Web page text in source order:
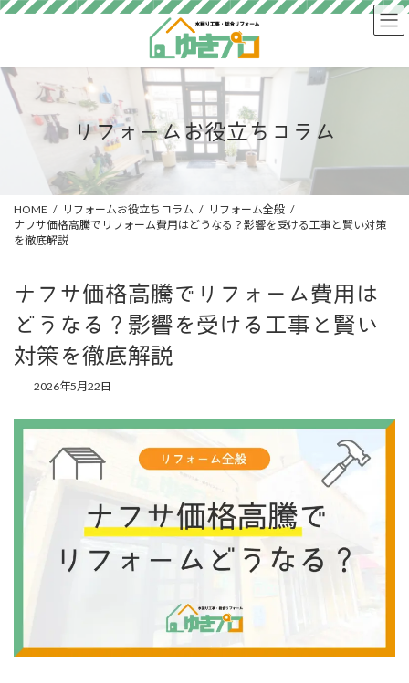
コ
ツ
へ
ナ
シ
ョ
リフォームお役立ちコラム
HOME リフォームお役立ちコラム
リフォーム全般
ナフサ価格高騰でリフォーム費用はどうなる？影響を受ける工事と賢い対策
を徹底解説
ナフサ価格高騰でリフォーム費用は
どうなる？影響を受ける工事と賢い
対策を徹底解説
2026年5月22日